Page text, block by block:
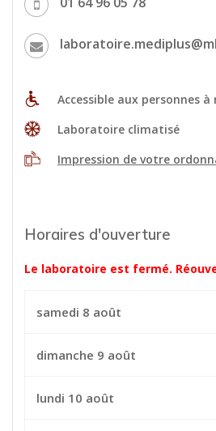
Accessible aux personnes
Laboratoire climatisé
Impression de votre
Horaires d'ouverture
Le laboratoire est fermé.
samedi 8 août
dimanche 9 août
lundi 10 août